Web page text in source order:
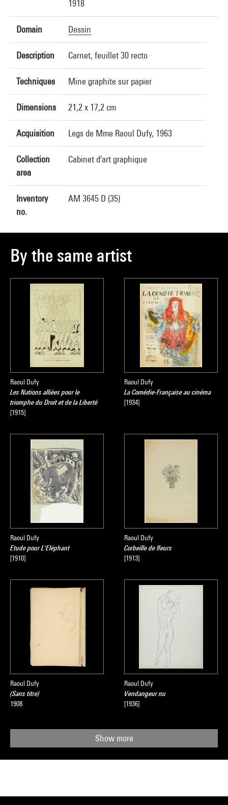
1918
Domain Dessin
Description Carnet, feuillet 30 recto
Techniques Mine graphite sur papier
Dimensions 21,2 x 17,2 cm
Acquisition Legs de Mme Raoul Dufy, 1963
Collection
area
Cabinet d'art graphique
Inventory
no.
AM 3645 D (35)
By the same artist
Raoul Dufy
Les Nations alliées pour le
triomphe du Droit et de la Liberté
[1915]
Raoul Dufy
La Comédie-Française au cinéma
[1934]
Raoul Dufy
Etude pour L'Eléphant
[1910]
Raoul Dufy
Corbeille de fleurs
[1913]
Raoul Dufy
(Sans titre)
1908
Raoul Dufy
Vendangeur nu
[1936]
Show more